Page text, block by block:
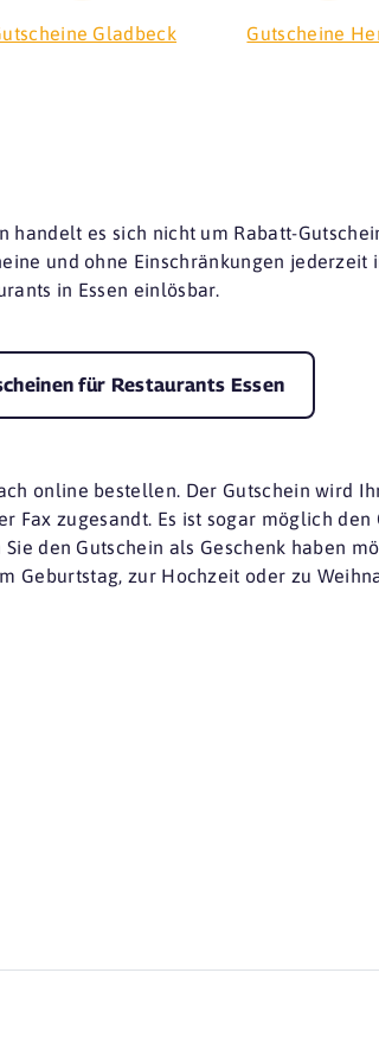
Gladbeck Gutscheine
handelt es sich nicht um Rabatt-
und ohne Einschränkungen jederzeit
in Essen einlösbar.
für Restaurants Essen
online bestellen. Der Gutschein wird
Fax zugesandt. Es ist sogar möglich den
den Gutschein als Geschenk haben
Geburtstag, zur Hochzeit oder zu